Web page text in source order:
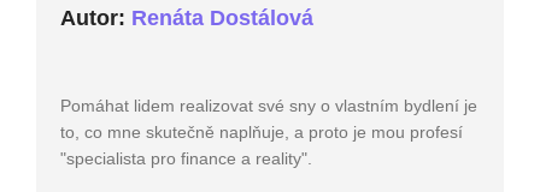
Autor: Renáta Dostálová
Pomáhat lidem realizovat své sny o vlastním bydlení je
to, co mne skutečně naplňuje, a proto je mou profesí
"specialista pro finance a reality".